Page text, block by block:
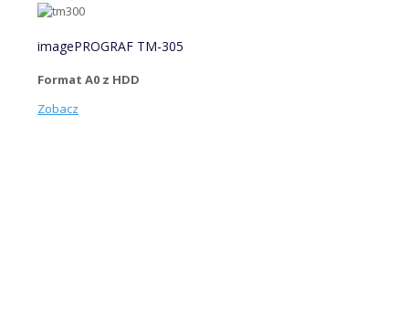
imagePROGRAF TM-305
Format A0 z HDD
Zobacz